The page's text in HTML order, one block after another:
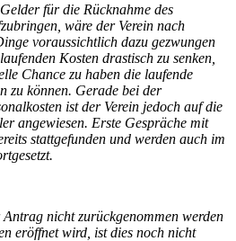
für die Rücknahme des
wäre der Verein nach
voraussichtlich dazu gezwungen
Kosten drastisch zu senken,
Chance zu haben die laufende
zu können. Gerade bei der
ist der Verein jedoch auf die
angewiesen. Erste Gespräche mit
stattgefunden und werden auch im
nicht zurückgenommen werden
eröffnet wird, ist dies noch nicht